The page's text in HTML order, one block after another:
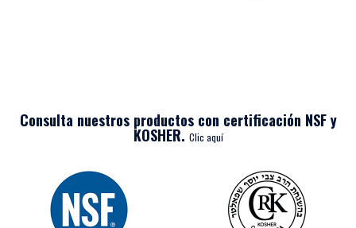
Consulta nuestros productos con certificación NSF y
KOSHER. Clic aquí